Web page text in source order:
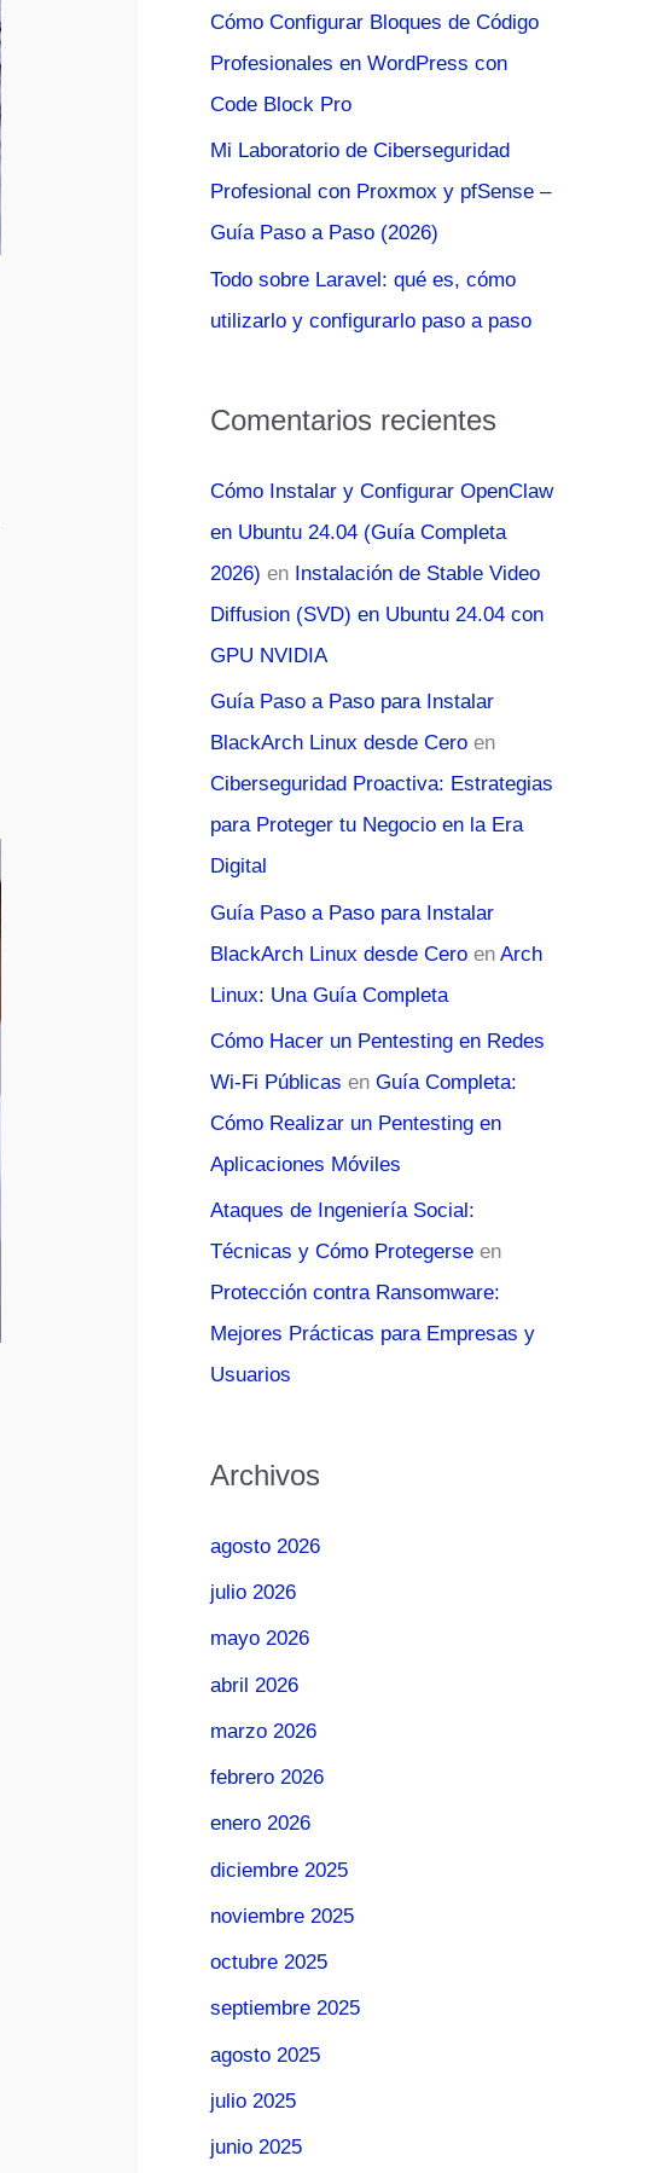
:
Cómo Configurar Bloques de Código
Profesionales en WordPress con
Code Block Pro
Mi Laboratorio de Ciberseguridad
Profesional con Proxmox y pfSense –
Guía Paso a Paso (2026)
Todo sobre Laravel: qué es, cómo
utilizarlo y configurarlo paso a paso
Comentarios recientes
Cómo Instalar y Configurar OpenClaw
en Ubuntu 24.04 (Guía Completa
2026) en Instalación de Stable Video
Diffusion (SVD) en Ubuntu 24.04 con
GPU NVIDIA
Guía Paso a Paso para Instalar
BlackArch Linux desde Cero en
Ciberseguridad Proactiva: Estrategias
para Proteger tu Negocio en la Era
Digital
Guía Paso a Paso para Instalar
BlackArch Linux desde Cero en Arch
Linux: Una Guía Completa
Cómo Hacer un Pentesting en Redes
Wi-Fi Públicas en Guía Completa:
Cómo Realizar un Pentesting en
Aplicaciones Móviles
Ataques de Ingeniería Social:
Técnicas y Cómo Protegerse en
Protección contra Ransomware:
Mejores Prácticas para Empresas y
Usuarios
Archivos
agosto 2026
julio 2026
mayo 2026
abril 2026
marzo 2026
febrero 2026
enero 2026
diciembre 2025
noviembre 2025
octubre 2025
septiembre 2025
agosto 2025
julio 2025
junio 2025